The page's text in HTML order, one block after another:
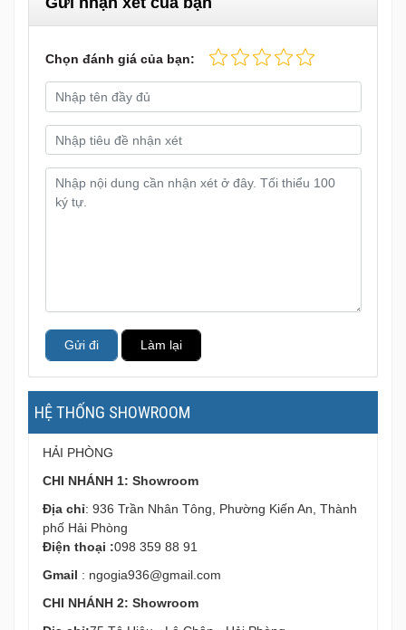
Chọn đánh giá của bạn:
Gửi đi Làm lại
HỆ THỐNG SHOWROOM
HẢI PHÒNG
CHI NHÁNH 1: Showroom
Địa chỉ: 936 Trần Nhân Tông, Phường Kiến An, Thành
phố Hải Phòng
Điện thoại :098 359 88 91
Gmail : ngogia936@gmail.com
CHI NHÁNH 2: Showroom